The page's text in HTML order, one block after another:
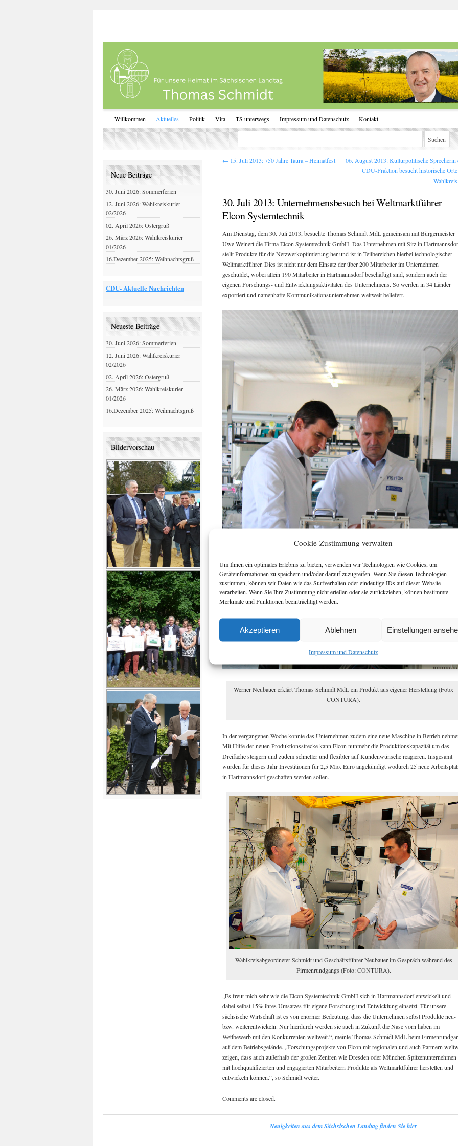
Cookie-Zustimmung verwalten
Um Ihnen ein optimales Erlebnis zu bieten, verwenden wir Technologien wie Cookies, um
Geräteinformationen zu speichern und/oder darauf zuzugreifen. Wenn Sie diesen Technologien
zustimmen, können wir Daten wie das Surfverhalten oder eindeutige IDs auf dieser Website
verarbeiten. Wenn Sie Ihre Zustimmung nicht erteilen oder sie zurückziehen, können bestimmte
Merkmale und Funktionen beeinträchtigt werden.
Akzeptieren Ablehnen Einstellungen
Impressum und Datenschutz
Willkommen Aktuelles Politik Vita TS unterwegs Impressum und Datenschutz Kontakt
← 15. Juli 2013: 750 Jahre Taura – Heimatfest
06. August 2013: Kulturpolitische Sprecherin
CDU-Fraktion besucht historische
30. Juli 2013: Unternehmensbesuch bei Weltmarktführer
Elcon Systemtechnik
Am Dienstag, dem 30. Juli 2013, besuchte Thomas Schmidt MdL gemeinsam mit Bürgermeister
Uwe Weinert die Firma Elcon Systemtechnik GmbH. Das Unternehmen mit Sitz in
stellt Produkte für die Netzwerkoptimierung her und ist in Teilbereichen hierbei technologischer
Weltmarktführer. Dies ist nicht nur dem Einsatz der über 200 Mitarbeiter im Unternehmen
geschuldet, wobei allein 190 Mitarbeiter in Hartmannsdorf beschäftigt sind, sondern auch der
eigenen Forschungs- und Entwicklungsaktivitäten des Unternehmens. So werden in 34 Länder
exportiert und namenhafte Kommunikationsunternehmen weltweit beliefert.
Werner Neubauer erklärt Thomas Schmidt MdL ein Produkt aus eigener Herstellung (Foto:
CONTURA).
In der vergangenen Woche konnte das Unternehmen zudem eine neue Maschine in Betrieb
Mit Hilfe der neuen Produktionsstrecke kann Elcon nunmehr die Produktionskapazität um das
Dreifache steigern und zudem schneller und flexibler auf Kundenwünsche reagieren. Insgesamt
wurden für dieses Jahr Investitionen für 2,5 Mio. Euro angekündigt wodurch 25 neue
in Hartmannsdorf geschaffen werden sollen.
Wahlkreisabgeordneter Schmidt und Geschäftsführer Neubauer im Gespräch während des
Firmenrundgangs (Foto: CONTURA).
„Es freut mich sehr wie die Elcon Systemtechnik GmbH sich in Hartmannsdorf entwickelt und
dabei selbst 15% ihres Umsatzes für eigene Forschung und Entwicklung einsetzt. Für unsere
sächsische Wirtschaft ist es von enormer Bedeutung, dass die Unternehmen selbst Produkte neu-
bzw. weiterentwickeln. Nur hierdurch werden sie auch in Zukunft die Nase vorn haben im
Wettbewerb mit den Konkurrenten weltweit.“, meinte Thomas Schmidt MdL beim
auf dem Betriebsgelände. „Forschungsprojekte von Elcon mit regionalen und auch Partnern
zeigen, dass auch außerhalb der großen Zentren wie Dresden oder München Spitzenunternehmen
mit hochqualifizierten und engagierten Mitarbeitern Produkte als Weltmarktführer herstellen und
entwickeln können.“, so Schmidt weiter.
Comments are closed.
Neue Beiträge
30. Juni 2026: Sommerferien
12. Juni 2026: Wahlkreiskurier
02/2026
02. April 2026: Ostergruß
26. März 2026: Wahlkreiskurier
01/2026
16.Dezember 2025: Weihnachtsgruß
CDU- Aktuelle Nachrichten
Neueste Beiträge
30. Juni 2026: Sommerferien
12. Juni 2026: Wahlkreiskurier
02/2026
02. April 2026: Ostergruß
26. März 2026: Wahlkreiskurier
01/2026
16.Dezember 2025: Weihnachtsgruß
Bildervorschau
Neuigkeiten aus dem Sächsischen Landtag finden Sie hier